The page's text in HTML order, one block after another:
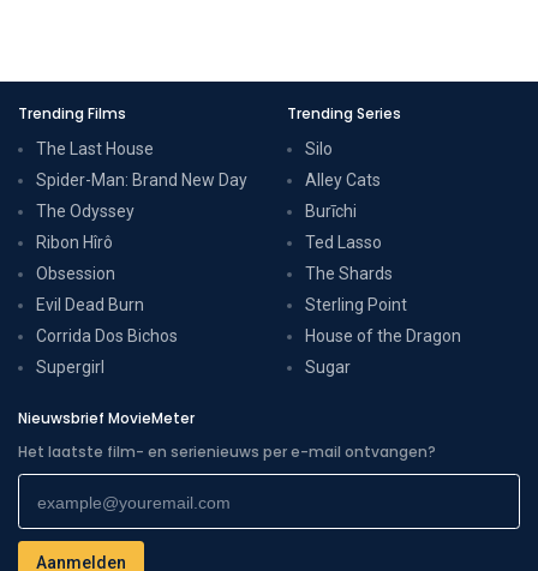
Trending Films
The Last House
Spider-Man: Brand New Day
The Odyssey
Ribon Hîrô
Obsession
Evil Dead Burn
Corrida Dos Bichos
Supergirl
Trending Series
Silo
Alley Cats
Burīchi
Ted Lasso
The Shards
Sterling Point
House of the Dragon
Sugar
Nieuwsbrief MovieMeter
Het laatste film- en serienieuws per e-mail ontvangen?